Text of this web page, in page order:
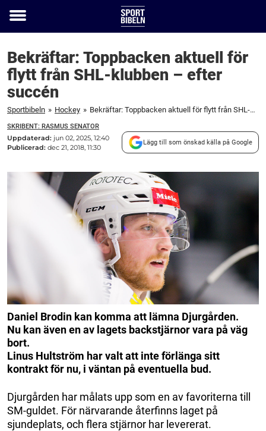
Toggle
Bekräftar: Toppbacken aktuell för
flytt från SHL-klubben – efter
succén
Sportbibeln » Hockey » Bekräftar: Toppbacken aktuell för flytt från SHL-klubben – efter succén
SKRIBENT: RASMUS SENATOR
Uppdaterad: jun 02, 2025, 12:40
Publicerad: dec 21, 2018, 11:30
Lägg till som önskad källa på Google
Daniel Brodin kan komma att lämna Djurgården.
Nu kan även en av lagets backstjärnor vara på väg
bort.
Linus Hultström har valt att inte förlänga sitt
kontrakt för nu, i väntan på eventuella bud.
Djurgården har målats upp som en av favoriterna till
SM-guldet. För närvarande återfinns laget på
sjundeplats, och flera stjärnor har levererat.